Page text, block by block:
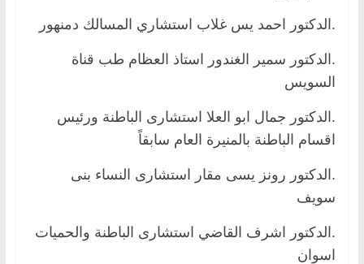
.الدكتور احمد يس غلاب استشاري المسالك دمنهور
.الدكتور سمير الغندور استاذ العظام طب قناة
السويس
.الدكتور جمال ابو العلا استشارى الباطنة ورئيس
اقسام الباطنة بالمنيرة العام سابقاً
.الدكتور رونز يسى مقار استشارى النساء بنى
سويف
.الدكتور اشرف القاضي استشارى الباطنة والحميات
اسوان